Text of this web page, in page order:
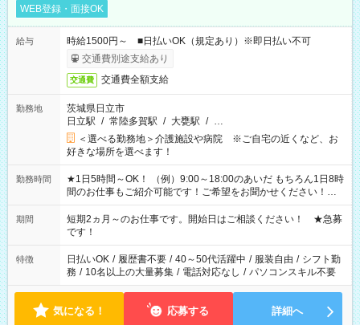
WEB登録・面接OK
給与
時給1500円～ ■日払いOK（規定あり）※即日払い不可
交通費別途支給あり
交通費 交通費全額支給
勤務地
茨城県日立市
日立駅 / 常陸多賀駅 / 大甕駅 / …
＜選べる勤務地＞介護施設や病院 ※ご自宅の近くなど、お
好きな場所を選べます！
勤務時間
★1日5時間～OK！ （例）9:00～18:00のあいだ もちろん1日8時
間のお仕事もご紹介可能です！ご希望をお聞かせください！★
家庭の都合でお休みが必要な場合も遠慮なくご相談ください。
※週最低15時間以上の勤務が必要です
期間
短期2ヵ月～のお仕事です。開始日はご相談ください！ ★急募
です！
特徴 日払いOK / 履歴書不要 / 40～50代活躍中 / 服装自由 / シフト勤
務 / 10名以上の大量募集 / 電話対応なし / パソコンスキル不要
気になる！ 応募する 詳細へ